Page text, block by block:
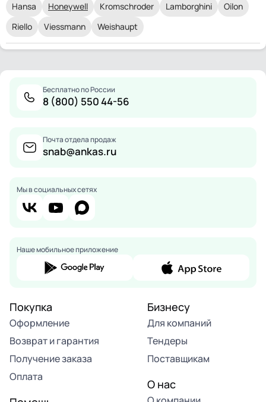
Hansa
Honeywell Kromschroder Lamborghini
Oilon
Riello
Viessmann Weishaupt
Бесплатно по России
8 (800) 550 44-56
Почта отдела продаж
snab@ankas.ru
Мы в социальных сетях
Наше мобильное приложение
Покупка
Оформление
Возврат и гарантия
Получение заказа
Оплата
Бизнесу
Для компаний
Тендеры
Поставщикам
О нас